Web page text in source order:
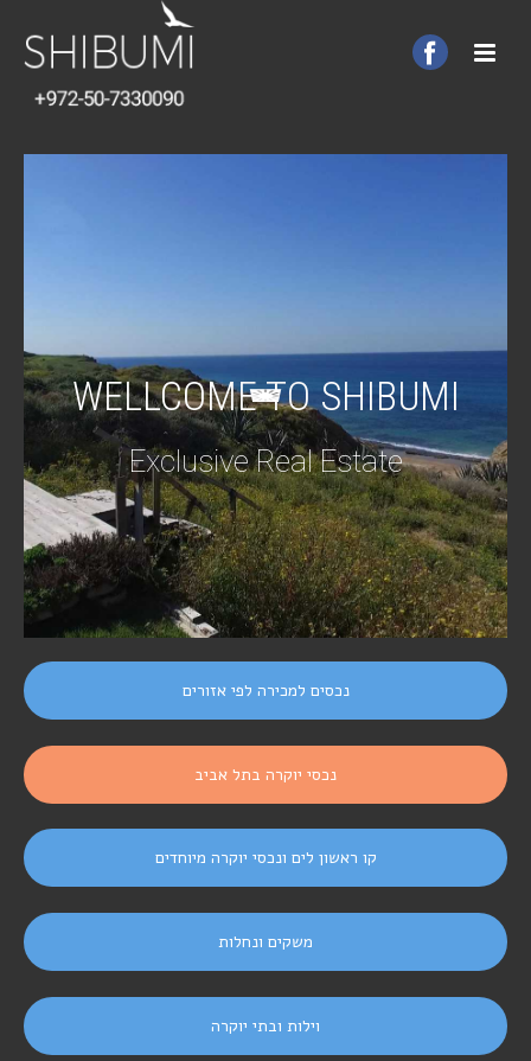
WELLCOME TO SHIBUMI
Exclusive Real Estate
נכסים למכירה לפי אזורים
נכסי יוקרה בתל אביב
קו ראשון לים ונכסי יוקרה מיוחדים
משקים ונחלות
וילות ובתי יוקרה